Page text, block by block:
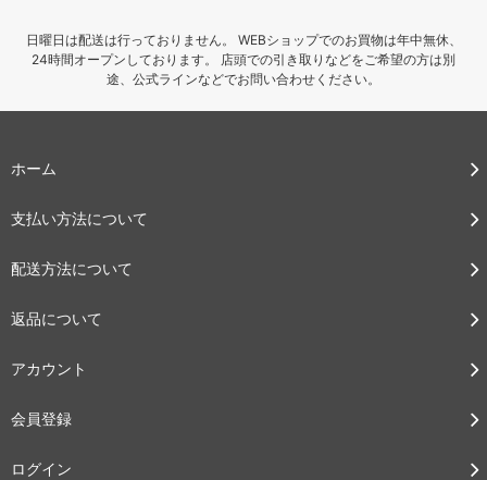
日曜日は配送は行っておりません。 WEBショップでのお買物は年中無休、
24時間オープンしております。 店頭での引き取りなどをご希望の方は別
途、公式ラインなどでお問い合わせください。
ホーム
支払い方法について
配送方法について
返品について
アカウント
会員登録
ログイン